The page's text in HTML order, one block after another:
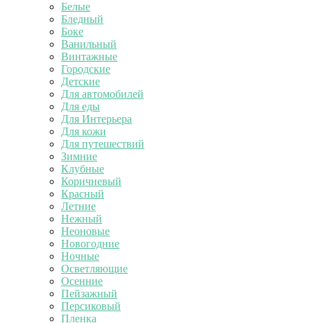
Белые
Бледный
Боке
Ванильный
Винтажные
Городские
Детские
Для автомобилей
Для еды
Для Интерьера
Для кожи
Для путешествий
Зимние
Клубные
Коричневый
Красный
Летние
Нежный
Неоновые
Новогодние
Ночные
Осветляющие
Осенние
Пейзажный
Персиковый
Пленка